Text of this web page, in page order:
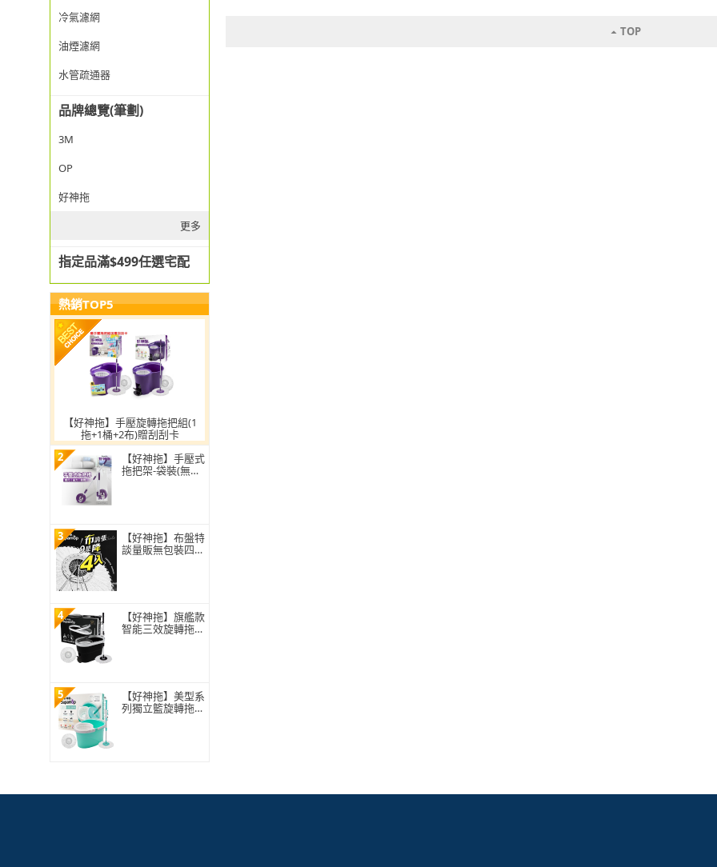
冷氣濾網
油煙濾網
水管疏通器
品牌總覽(筆劃)
3M
OP
好神拖
更多
指定品滿$499任選宅配
熱銷TOP5
【好神拖】手壓旋轉拖把組(1
拖+1桶+2布)贈刮刮卡
2
【好神拖】手壓式
拖把架-袋裝(無附
3
【好神拖】布盤特
談量販無包裝四入
4
【好神拖】旗艦款
智能三效旋轉拖把
5
【好神拖】美型系
列獨立籃旋轉拖把
TOP